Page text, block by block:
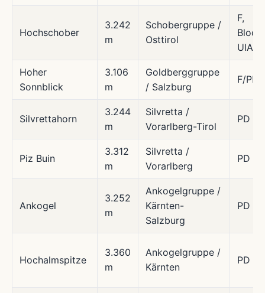
Hochschober
3.242
m
Schobergruppe /
Osttirol
F,
UIAA
Hoher
Sonnblick
3.106
m
Goldberggruppe
/ Salzburg
F/PD-
Silvrettahorn
3.244
m
Silvretta /
Vorarlberg-Tirol
PD
Piz Buin
3.312
m
Silvretta /
Vorarlberg
PD
Ankogel
3.252
m
Ankogelgruppe /
Kärnten-
Salzburg
PD
Hochalmspitze
3.360
m
Ankogelgruppe /
Kärnten
PD